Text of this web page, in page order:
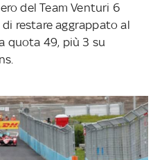
del Team Venturi 6
restare aggrappato al
quota 49, più 3 su